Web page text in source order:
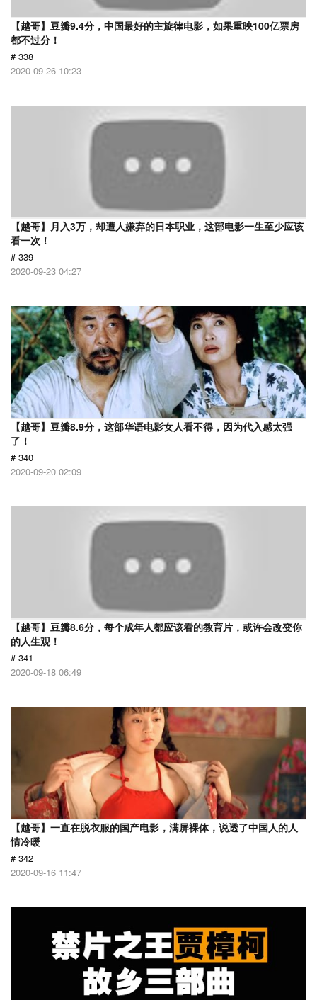
【越哥】豆瓣9.4分，中国最好的主旋律电影，如果重映100亿票房
都不过分！
# 338
2020-09-26 10:23
【越哥】月入3万，却遭人嫌弃的日本职业，这部电影一生至少应该
看一次！
# 339
2020-09-23 04:27
【越哥】豆瓣8.9分，这部华语电影女人看不得，因为代入感太强
了！
# 340
2020-09-20 02:09
【越哥】豆瓣8.6分，每个成年人都应该看的教育片，或许会改变你
的人生观！
# 341
2020-09-18 06:49
【越哥】一直在脱衣服的国产电影，满屏裸体，说透了中国人的人
情冷暖
# 342
2020-09-16 11:47